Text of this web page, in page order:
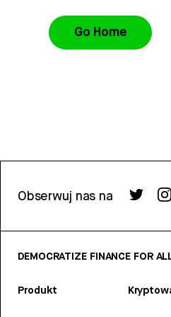
Go Home
Obserwuj nas na
DEMOCRATIZE FINANCE FOR
Produkt